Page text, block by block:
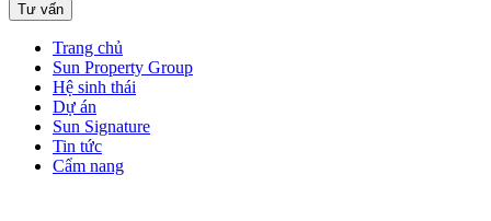
Tư vấn
Trang chủ
Sun Property Group
Hệ sinh thái
Dự án
Sun Signature
Tin tức
Cẩm nang